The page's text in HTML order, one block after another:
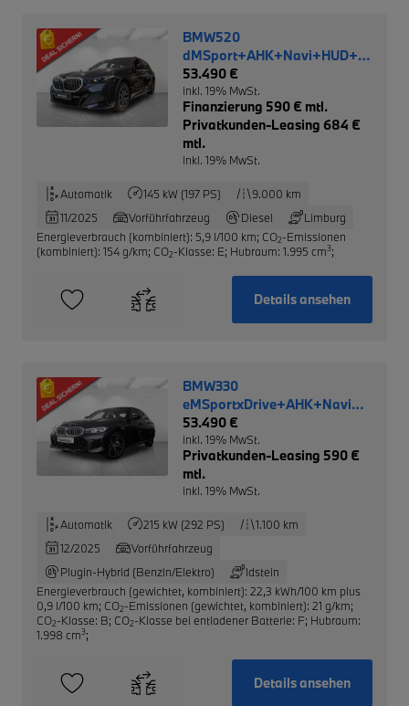
BMW520
NP 77.140,-
53.490 €
inkl. 19% MwSt.
Finanzierung 590 € mtl.
Privatkunden-Leasing 684 €
mtl.
inkl. 19% MwSt.
Automatik 145 kW (197 PS)
9.000 km
11/2025
Vorführfahrzeug Diesel
Limburg
Energieverbrauch (kombiniert): 5,9 l/100 km; CO2-Emissionen
(kombiniert): 154 g/km; CO2-Klasse: E; Hubraum: 1.995 cm3;
Details ansehen
BMW330
NP 79.790,-
53.490 €
inkl. 19% MwSt.
Privatkunden-Leasing 590 €
mtl.
inkl. 19% MwSt.
Automatik 215 kW (292 PS)
1.100 km
12/2025
Vorführfahrzeug
Plugin-Hybrid (Benzin/Elektro)
Idstein
Energieverbrauch (gewichtet, kombiniert): 22,3 kWh/100 km plus
0,9 l/100 km; CO2-Emissionen (gewichtet, kombiniert): 21 g/km;
CO2-Klasse: B; CO2-Klasse bei entladener Batterie: F; Hubraum:
1.998 cm3;
Details ansehen